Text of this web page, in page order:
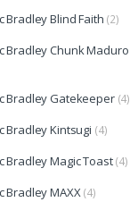
Bradley Blind Faith (2)
Bradley Chunk Maduro
Bradley Gatekeeper (4)
Bradley Kintsugi (4)
Bradley Magic Toast (4)
Bradley MAXX (4)